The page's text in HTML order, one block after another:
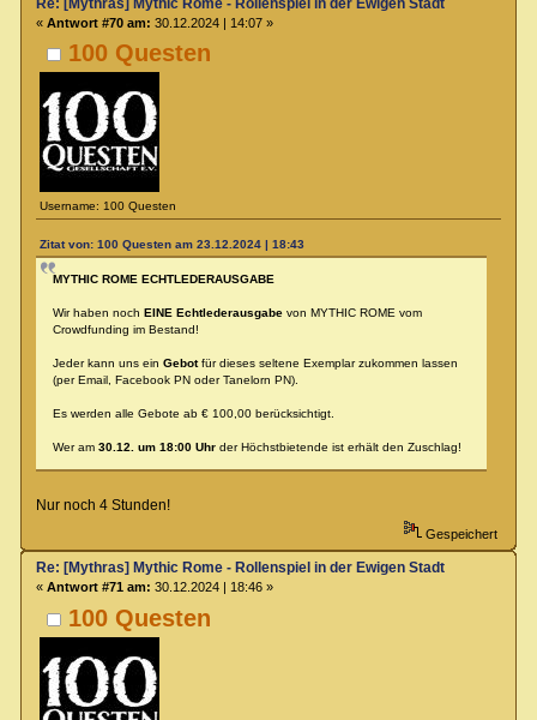
100 Questen
Username: 100 Questen
Re: [Mythras] Mythic Rome - Rollenspiel in der Ewigen Stadt
« Antwort #70 am: 30.12.2024 | 14:07 »
Zitat von: 100 Questen am 23.12.2024 | 18:43
MYTHIC ROME ECHTLEDERAUSGABE
Wir haben noch EINE Echtlederausgabevon MYTHIC ROME vom
Crowdfunding im Bestand!
Jeder kann uns ein Gebotfür dieses seltene Exemplar zukommen lassen
(per Email, Facebook PN oder Tanelorn PN).
Es werden alle Gebote ab € 100,00 berücksichtigt.
Wer am 30.12. um 18:00 Uhrder Höchstbietende ist erhält den Zuschlag!
Nur noch 4 Stunden!
Gespeichert
100 Questen
Re: [Mythras] Mythic Rome - Rollenspiel in der Ewigen Stadt
« Antwort #71 am: 30.12.2024 | 18:46 »